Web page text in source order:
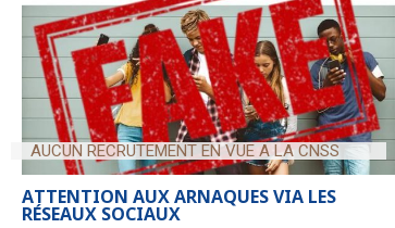
AUCUN RECRUTEMENT EN VUE A LA CNSS
ATTENTION AUX ARNAQUES VIA LES
RÉSEAUX SOCIAUX